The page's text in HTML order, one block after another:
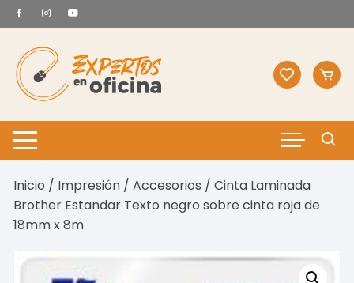
Saltar
al
contenido
Inicio / Impresión /Accesorios / Cinta Laminada
Brother Estandar Texto negro sobre cinta roja de
18mm x 8m